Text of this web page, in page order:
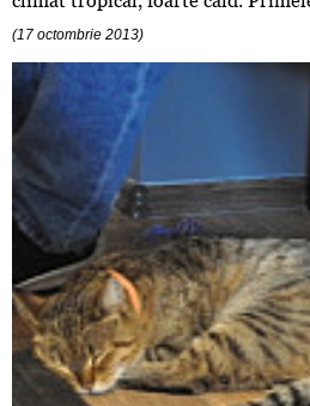
(17 octombrie 2013)